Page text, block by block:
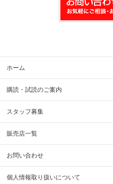
ホーム
購読・試読のご案内
スタッフ募集
販売店一覧
お問い合わせ
個人情報取り扱いについて